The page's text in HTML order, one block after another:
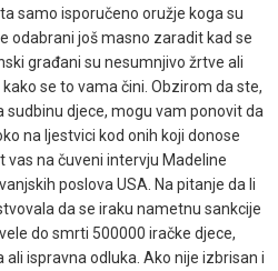
samo isporučeno oružje koga su
odabrani još masno zaradit kad se
građani su nesumnjivo žrtve ali
se to vama čini. Obzirom da ste,
sudbinu djece, mogu vam ponovit da
na ljestvici kod onih koji donose
vas na čuveni intervju Madeline
poslova USA. Na pitanje da li
da se iraku nametnu sankcije
do smrti 500000 iračke djece,
ispravna odluka. Ako nije izbrisan i